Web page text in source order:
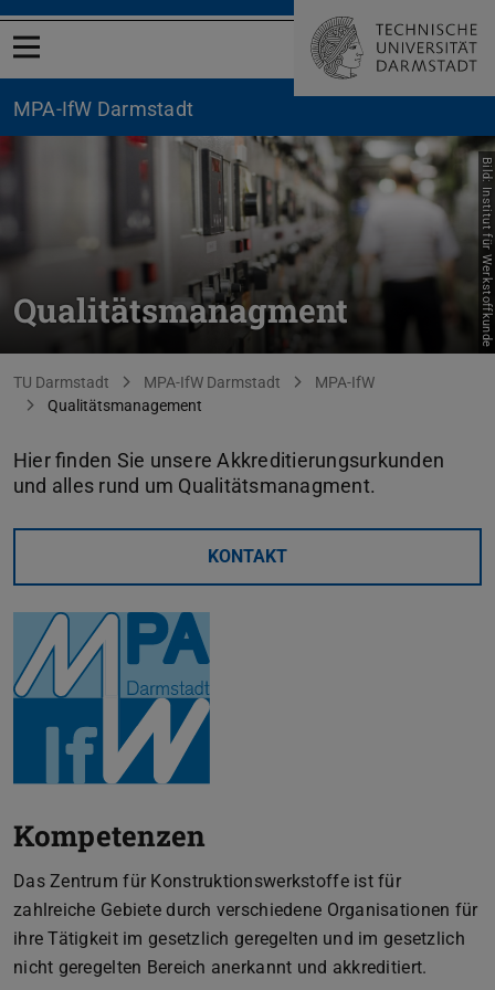
Menü öffnen
MPA-IfW Darmstadt
Qualitätsmanagment Bild: Institut für Werkstoffkunde
Sie befinden sich hier:
TU Darmstadt MPA-IfW Darmstadt
MPA-IfW
Qualitätsmanagement
Hier finden Sie unsere Akkreditierungsurkunden
und alles rund um Qualitätsmanagment.
KONTAKT
Kompetenzen
Das Zentrum für Konstruktionswerkstoffe ist für
zahlreiche Gebiete durch verschiedene Organisationen für
ihre Tätigkeit im gesetzlich geregelten und im gesetzlich
nicht geregelten Bereich anerkannt und akkreditiert.